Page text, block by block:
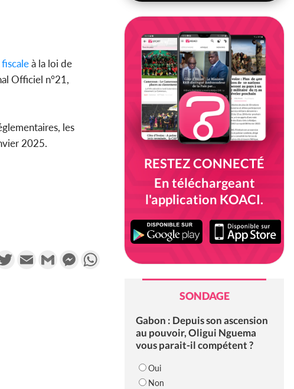
à la loi de
Officiel n°21,
les
2025.
TwitterEmail Gmail MessengerWhatsApp
RESTEZ CONNECTÉ
En téléchargeant
l'application KOACI.
SONDAGE
Gabon : Depuis son ascension
au pouvoir, Oligui Nguema
vous parait-il compétent ?
Oui
Non